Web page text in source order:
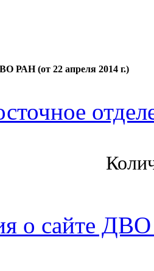
РАН (от 22 апреля 2014 г.)
о сайте